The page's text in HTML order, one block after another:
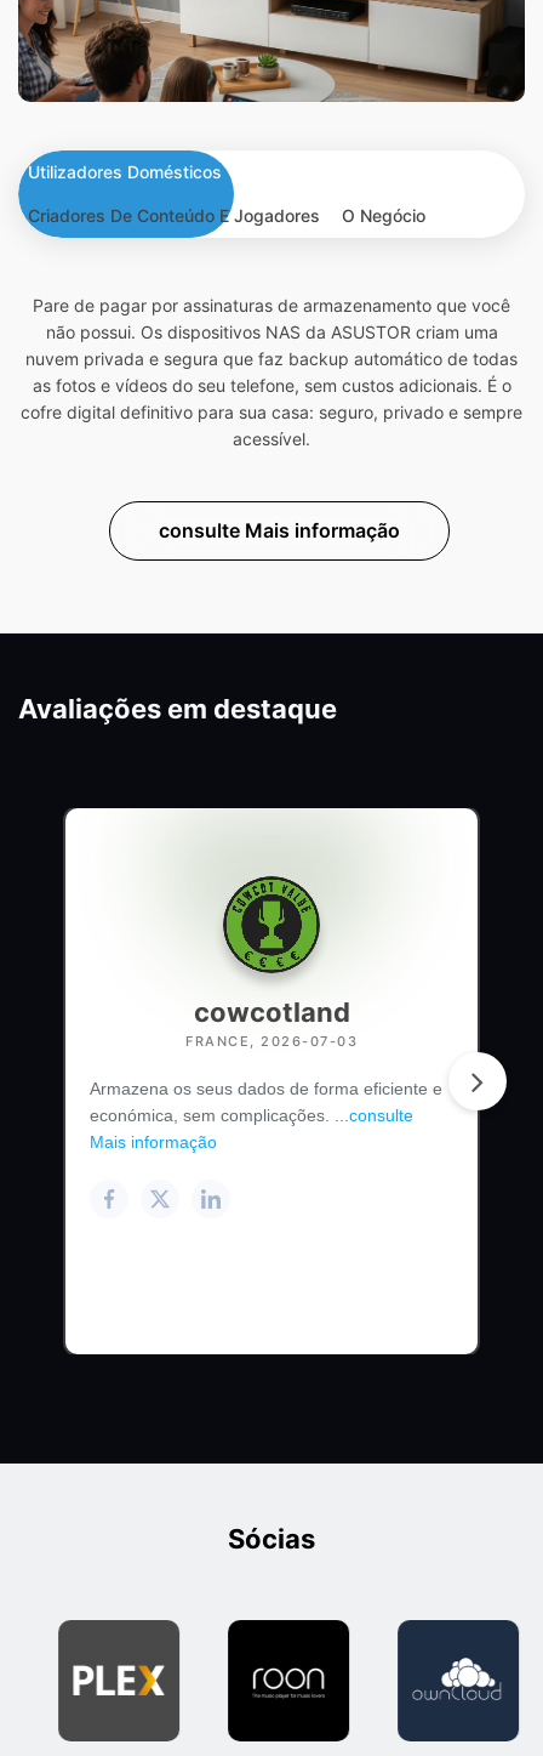
Utilizadores Domésticos
Criadores De Conteúdo E Jogadores O Negócio
Pare de pagar por assinaturas de armazenamento que você
não possui. Os dispositivos NAS da ASUSTOR criam uma
nuvem privada e segura que faz backup automático de todas
as fotos e vídeos do seu telefone, sem custos adicionais. É o
cofre digital definitivo para sua casa: seguro, privado e sempre
acessível.
consulte Mais informação
Avaliações em destaque
cowcotland
FRANCE, 2026-07-03
Armazena os seus dados de forma eficiente e
económica, sem complicações. ... consulte
Mais informação
Sócias